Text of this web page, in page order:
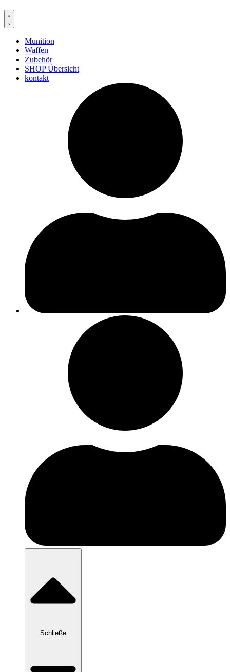
Munition
Waffen
Zubehör
SHOP Übersicht
kontakt
Schließe